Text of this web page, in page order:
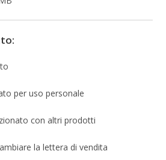
per uso personale
con altri prodotti
la lettera di vendita